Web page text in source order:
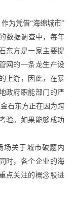
为凭借“海绵城市”
数据调查中，每年
东方是一家主要提
网的一条龙生产设
上游，因此，在暴
政府职能部门的严
石东方正在因为跨
验。如果能够成功
场关于城市破题内
时，各个企业的海
点关注的概念股进